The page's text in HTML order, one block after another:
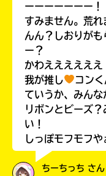
ーーーーーーー！
すみません。荒れ
んん？しおりがも
ー？
かわええええええ
我が推し
コンく
ていうか、みんな
リボンとビーズ
い！
しっぽモフモフや
ちーちっち さ